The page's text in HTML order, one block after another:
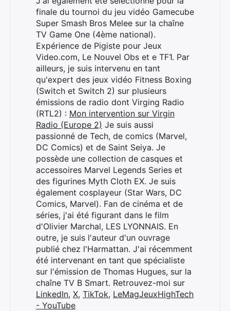
finale du tournoi du jeu vidéo Gamecube
Super Smash Bros Melee sur la chaîne
TV Game One (4ème national).
Expérience de Pigiste pour Jeux
Video.com, Le Nouvel Obs et e TF1. Par
ailleurs, je suis intervenu en tant
qu'expert des jeux vidéo Fitness Boxing
(Switch et Switch 2) sur plusieurs
émissions de radio dont Virging Radio
(RTL2) : Mon intervention sur Virgin
Radio (Europe 2) Je suis aussi
passionné de Tech, de comics (Marvel,
DC Comics) et de Saint Seiya. Je
possède une collection de casques et
accessoires Marvel Legends Series et
des figurines Myth Cloth EX. Je suis
également cosplayeur (Star Wars, DC
Comics, Marvel). Fan de cinéma et de
séries, j'ai été figurant dans le film
d'Olivier Marchal, LES LYONNAIS. En
outre, je suis l'auteur d'un ouvrage
publié chez l'Harmattan. J'ai récemment
été intervenant en tant que spécialiste
sur l'émission de Thomas Hugues, sur la
chaîne TV B Smart. Retrouvez-moi sur
LinkedIn, X, TikTok, LeMagJeuxHighTech
- YouTube